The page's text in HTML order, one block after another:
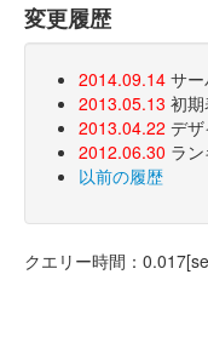
変更履歴
2014.09.14 サ
2013.05.13 初
2013.04.22 デ
2012.06.30 ラ
以前の履歴
クエリー時間：